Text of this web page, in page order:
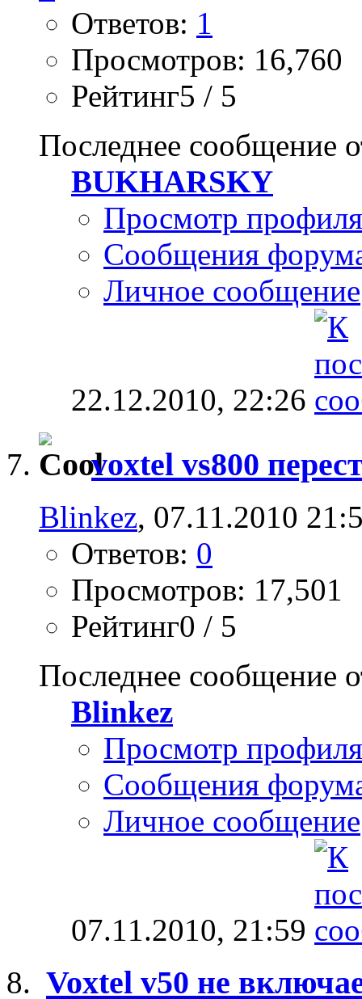
Ответов: 1
Просмотров: 16,760
Рейтинг5 / 5
Последнее сообщение
BUKHARSKY
Просмотр профиля
Сообщения
Личное сообщение
22.12.2010, 22:26
voxtel vs800
Blinkez, 07.11.2010
Ответов: 0
Просмотров: 17,501
Рейтинг0 / 5
Последнее сообщение
Blinkez
Просмотр профиля
Сообщения
Личное сообщение
07.11.2010, 21:59
Voxtel v50 не